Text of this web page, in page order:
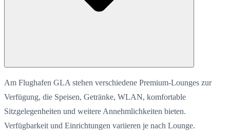
Am Flughafen GLA stehen verschiedene Premium-Lounges zur
Verfügung, die Speisen, Getränke, WLAN, komfortable
Sitzgelegenheiten und weitere Annehmlichkeiten bieten.
Verfügbarkeit und Einrichtungen variieren je nach Lounge.